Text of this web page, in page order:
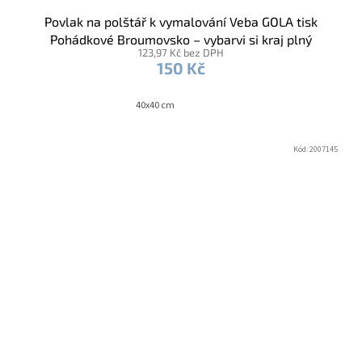
Povlak na polštář k vymalování Veba GOLA tisk
Pohádkové Broumovsko – vybarvi si kraj plný
příběhů / fixy
123,97 Kč bez DPH
150 Kč
40x40 cm
Kód:2007145